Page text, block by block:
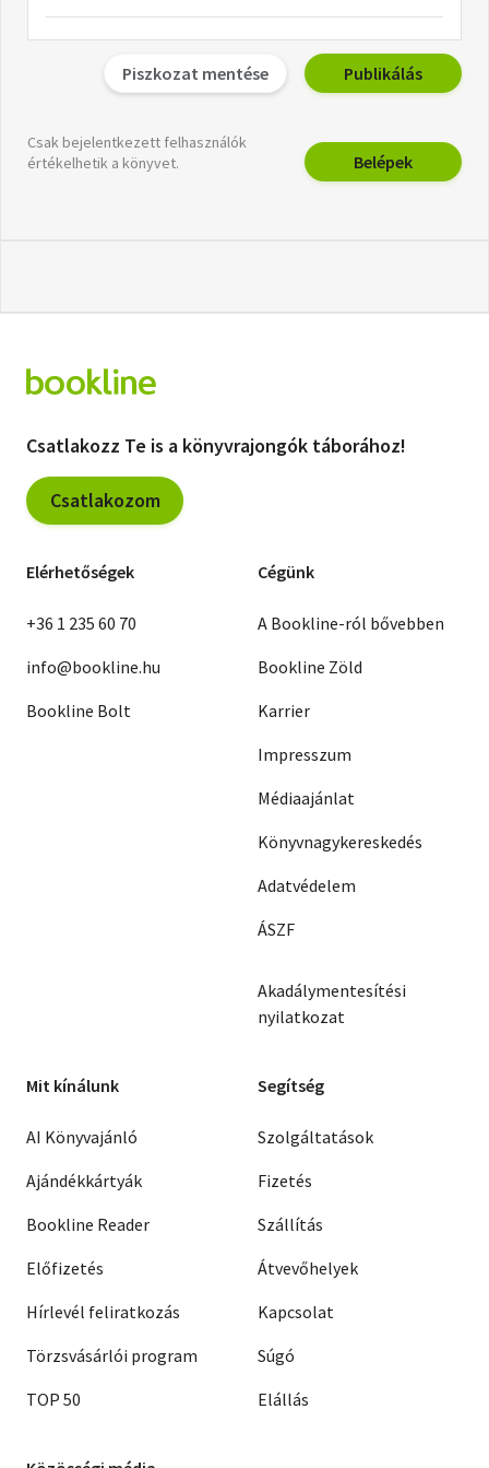
Piszkozat mentése Publikálás
Csak bejelentkezett felhasználók
értékelhetik a könyvet.
Belépek
Csatlakozz Te is a könyvrajongók táborához!
Csatlakozom
Elérhetőségek
+36 1 235 60 70
info@bookline.hu
Bookline Bolt
Cégünk
A Bookline-ról bővebben
Bookline Zöld
Karrier
Impresszum
Médiaajánlat
Könyvnagykereskedés
Adatvédelem
ÁSZF
Akadálymentesítési
nyilatkozat
Mit kínálunk
AI Könyvajánló
Ajándékkártyák
Bookline Reader
Előfizetés
Hírlevél feliratkozás
Törzsvásárlói program
TOP 50
Segítség
Szolgáltatások
Fizetés
Szállítás
Átvevőhelyek
Kapcsolat
Súgó
Elállás